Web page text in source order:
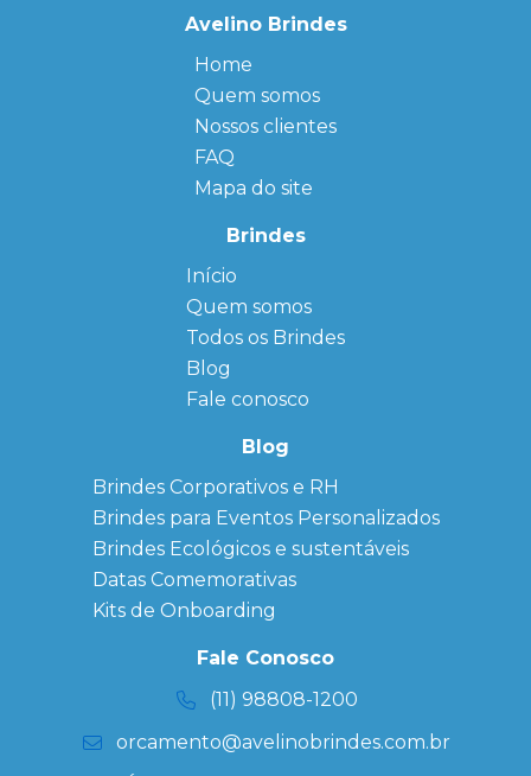
Avelino Brindes
Home
Quem somos
Nossos clientes
FAQ
Mapa do site
Brindes
Início
Quem somos
← Back
FAQ
Sitemap
Todos os Brindes
← Back
Agendas
Personalizadas
Personalizado
personalizados
Brindes
Corporativos
Copos Térmicos
Personalizados
Datas Especiais
Ecobag
Personalizada
Kits
Blog
Fale conosco
Blog
Brindes Corporativos e RH
Brindes para Eventos Personalizados
Brindes Ecológicos e sustentáveis
Datas Comemorativas
Kits de Onboarding
Fale Conosco
(11) 98808-1200
orcamento@avelinobrindes.com.br